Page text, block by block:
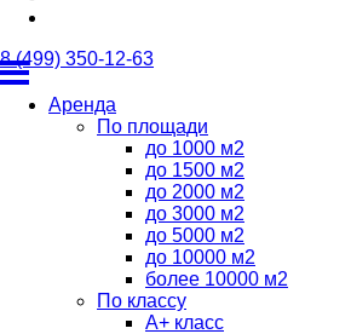
8 (499) 350-12-63
Аренда
По площади
до 1000 м2
до 1500 м2
до 2000 м2
до 3000 м2
до 5000 м2
до 10000 м2
более 10000 м2
По классу
А+ класс